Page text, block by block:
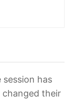
has
changed their